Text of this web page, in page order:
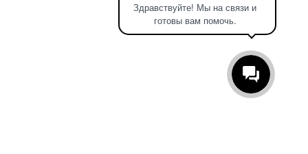
Здравствуйте! Мы на связи и
готовы вам помочь.